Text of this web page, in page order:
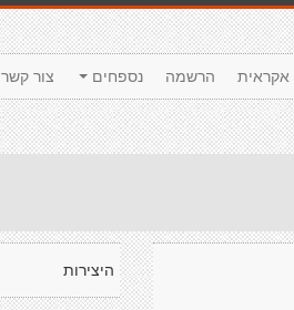
צור קשר נספחים הרשמה אקראית
היצירות